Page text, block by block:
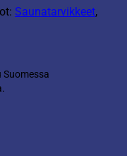
Saunatarvikkeet,